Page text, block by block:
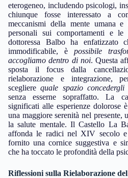
eterogeneo, includendo psicologi,
chiunque fosse interessato a
meccanismi della mente umana e
personali sui comportamenti e le
dottoressa Balbo ha enfatizzato
immodificabile, è possibile
accogliamo dentro di noi. Questa
sposta il focus dalla
rielaborazione e integrazione,
sceglierequale spazio concedergli
senza esserne sopraffatto. La
significati alle esperienze dolorose
una maggiore serenità nel presente,
la salute mentale. Il Castello La
affonda le radici nel XIV secolo
fornito una cornice suggestiva e
che ha toccato le profondità della
Riflessioni sulla Rielaborazione del